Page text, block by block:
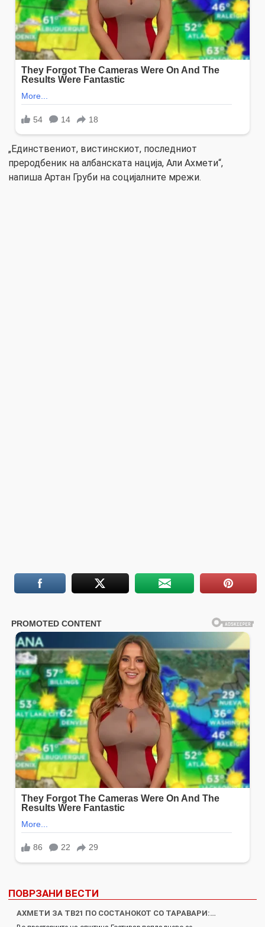
„Единствениот, вистинскиот, последниот
преродбеник на албанската нација, Али Ахмети“,
напиша Артан Груби на социјалните мрежи.
ПОВРЗАНИ ВЕСТИ
АХМЕТИ ЗА ТВ21 ПО СОСТАНОКОТ СО ТАРАВАРИ:…